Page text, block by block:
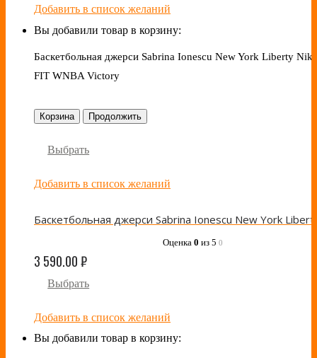
Добавить в список желаний
Вы добавили товар в корзину:
Баскетбольная джерси Sabrina Ionescu New York Liberty
FIT WNBA Victory
Корзина Продолжить
Выбрать
Добавить в список желаний
Оценка 0 из 5 0
3 590.00₽
Выбрать
Добавить в список желаний
Вы добавили товар в корзину: